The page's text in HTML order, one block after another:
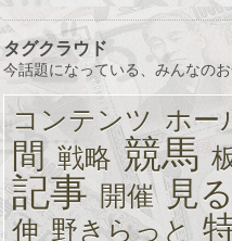
ブ
タグクラウド
今話題になっている、みんなの
コンテンツ ホー
間 戦略 競馬
記事 開催 見
伸 野きらっと